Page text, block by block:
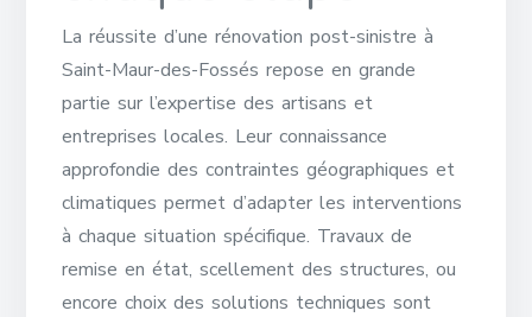
La réussite d’une rénovation post-sinistre à
Saint-Maur-des-Fossés repose en grande
partie sur l’expertise des artisans et
entreprises locales. Leur connaissance
approfondie des contraintes géographiques et
climatiques permet d’adapter les interventions
à chaque situation spécifique. Travaux de
remise en état, scellement des structures, ou
encore choix des solutions techniques sont